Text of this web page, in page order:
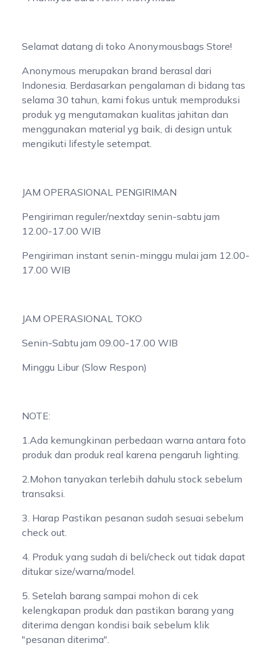
Selamat datang di toko Anonymousbags Store!
Anonymous merupakan brand berasal dari
Indonesia. Berdasarkan pengalaman di bidang tas
selama 30 tahun, kami fokus untuk memproduksi
produk yg mengutamakan kualitas jahitan dan
menggunakan material yg baik, di design untuk
mengikuti lifestyle setempat.
JAM OPERASIONAL PENGIRIMAN
Pengiriman reguler/nextday senin-sabtu jam
12.00-17.00 WIB
Pengiriman instant senin-minggu mulai jam 12.00-
17.00 WIB
JAM OPERASIONAL TOKO
Senin-Sabtu jam 09.00-17.00 WIB
Minggu Libur (Slow Respon)
NOTE:
1.Ada kemungkinan perbedaan warna antara foto
produk dan produk real karena pengaruh lighting.
2.Mohon tanyakan terlebih dahulu stock sebelum
transaksi.
3. Harap Pastikan pesanan sudah sesuai sebelum
check out.
4. Produk yang sudah di beli/check out tidak dapat
ditukar size/warna/model.
5. Setelah barang sampai mohon di cek
kelengkapan produk dan pastikan barang yang
diterima dengan kondisi baik sebelum klik
"pesanan diterima".